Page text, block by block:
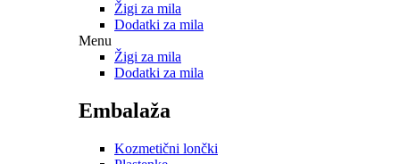
Žigi za mila
Dodatki za mila
Menu
Žigi za mila
Dodatki za mila
Embalaža
Kozmetični lončki